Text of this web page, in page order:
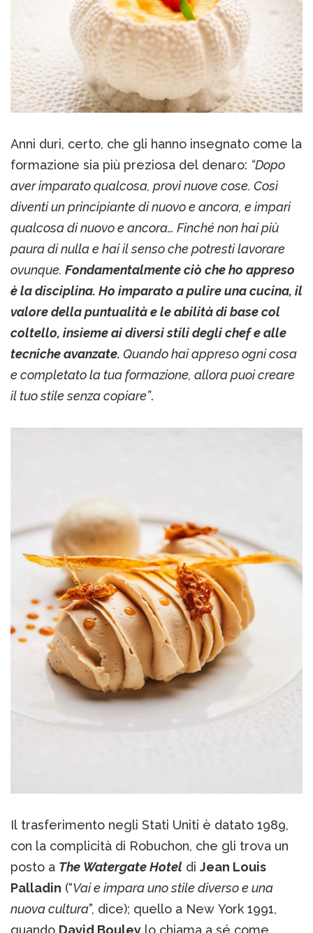
Anni duri, certo, che gli hanno insegnato come la
formazione sia più preziosa del denaro: “Dopo
aver imparato qualcosa, provi nuove cose. Così
diventi un principiante di nuovo e ancora, e impari
qualcosa di nuovo e ancora… Finché non hai più
paura di nulla e hai il senso che potresti lavorare
ovunque. Fondamentalmente ciò che ho appreso
è la disciplina. Ho imparato a pulire una cucina, il
valore della puntualità e le abilità di base col
coltello, insieme ai diversi stili degli chef e alle
tecniche avanzate. Quando hai appreso ogni cosa
e completato la tua formazione, allora puoi creare
il tuo stile senza copiare”.
Il trasferimento negli Stati Uniti è datato 1989,
con la complicità di Robuchon, che gli trova un
posto a The Watergate Hotel di Jean Louis
Palladin (“Vai e impara uno stile diverso e una
nuova cultura”, dice); quello a New York 1991,
quando David Bouley lo chiama a sé come